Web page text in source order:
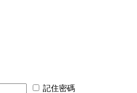
記住密碼